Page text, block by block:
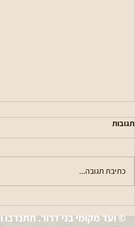
תגובות
כתיבת תגובה...
© ועד מקומי בני דרור. תתנדבו